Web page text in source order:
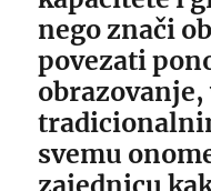
nego znači
povezati
svemu